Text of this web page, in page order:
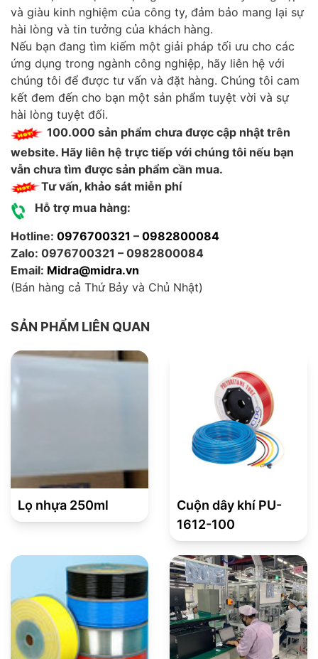
và giàu kinh nghiệm của công ty, đảm bảo mang lại sự
hài lòng và tin tưởng của khách hàng.
Nếu bạn đang tìm kiếm một giải pháp tối ưu cho các
ứng dụng trong ngành công nghiệp, hãy liên hệ với
chúng tôi để được tư vấn và đặt hàng. Chúng tôi cam
kết đem đến cho bạn một sản phẩm tuyệt vời và sự
hài lòng tuyệt đối.
100.000 sản phẩm chưa được cập nhật trên
website. Hãy liên hệ trực tiếp với chúng tôi nếu bạn
vẫn chưa tìm được sản phẩm cần mua.
Tư vấn, khảo sát miễn phí
Hỗ trợ mua hàng:
Hotline: 0976700321 – 0982800084
Zalo: 0976700321 – 0982800084
Email: Midra@midra.vn
(Bán hàng cả Thứ Bảy và Chủ Nhật)
SẢN PHẨM LIÊN QUAN
Lọ nhựa 250ml
Cuộn dây khí PU-
1612-100